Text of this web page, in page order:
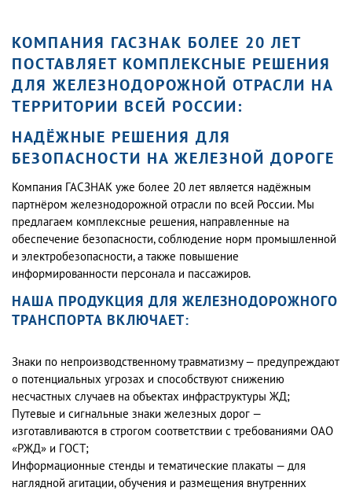
КОМПАНИЯ ГАСЗНАК БОЛЕЕ 20 ЛЕТ
ПОСТАВЛЯЕТ КОМПЛЕКСНЫЕ РЕШЕНИЯ
ДЛЯ ЖЕЛЕЗНОДОРОЖНОЙ ОТРАСЛИ НА
ТЕРРИТОРИИ ВСЕЙ РОССИИ:
НАДЁЖНЫЕ РЕШЕНИЯ ДЛЯ
БЕЗОПАСНОСТИ НА ЖЕЛЕЗНОЙ ДОРОГЕ
Компания ГАСЗНАК уже более 20 лет является надёжным
партнёром железнодорожной отрасли по всей России. Мы
предлагаем комплексные решения, направленные на
обеспечение безопасности, соблюдение норм промышленной
и электробезопасности, а также повышение
информированности персонала и пассажиров.
НАША ПРОДУКЦИЯ ДЛЯ ЖЕЛЕЗНОДОРОЖНОГО
ТРАНСПОРТА ВКЛЮЧАЕТ:
Знаки по непроизводственному травматизму — предупреждают
о потенциальных угрозах и способствуют снижению
несчастных случаев на объектах инфраструктуры ЖД;
Путевые и сигнальные знаки железных дорог —
изготавливаются в строгом соответствии с требованиями ОАО
«РЖД» и ГОСТ;
Информационные стенды и тематические плакаты — для
наглядной агитации, обучения и размещения внутренних